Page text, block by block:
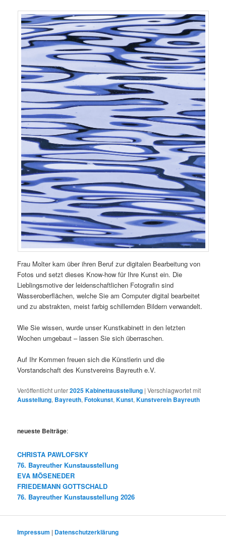
Frau Molter kam über ihren Beruf zur digitalen Bearbeitung von
Fotos und setzt dieses Know-how für Ihre Kunst ein. Die
Lieblingsmotive der leidenschaftlichen Fotografin sind
Wasseroberflächen, welche Sie am Computer digital bearbeitet
und zu abstrakten, meist farbig schillernden Bildern verwandelt.
Wie Sie wissen, wurde unser Kunstkabinett in den letzten
Wochen umgebaut – lassen Sie sich überraschen.
Auf Ihr Kommen freuen sich die Künstlerin und die
Vorstandschaft des Kunstvereins Bayreuth e.V.
Veröffentlicht unter2025 Kabinettausstellung |Verschlagwortet mit
Ausstellung, Bayreuth,Fotokunst,Kunst,Kunstverein Bayreuth
neueste Beiträge:
CHRISTA PAWLOFSKY
76. Bayreuther Kunstausstellung
EVA MÖSENEDER
FRIEDEMANN GOTTSCHALD
76. Bayreuther Kunstausstellung 2026
Impressum | Datenschutzerklärung